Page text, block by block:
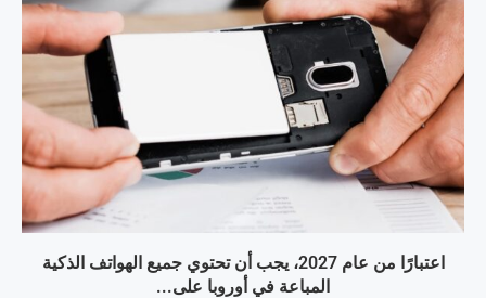
اعتبارًا من عام 2027، يجب أن تحتوي جميع الهواتف الذكية
المباعة في أوروبا على...